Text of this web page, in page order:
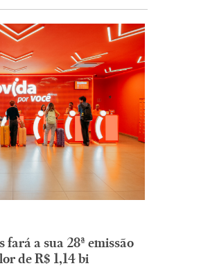
a sua 28ª emissão
de R$ 1,14 bi